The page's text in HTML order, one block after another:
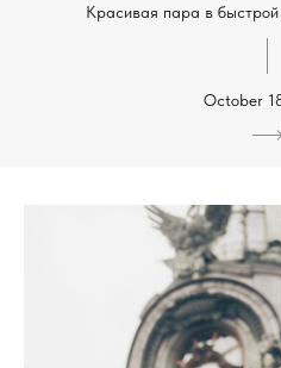
Красивая пара в
October